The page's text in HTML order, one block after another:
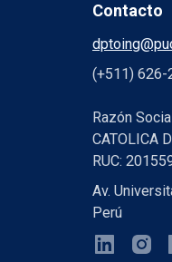
Contacto
(+511) 626-
Razón
CATOLICA
RUC:
Av.
Perú